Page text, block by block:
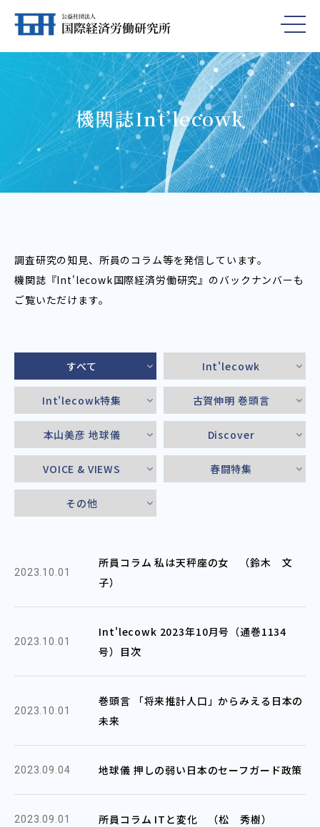
機関誌Int’lecowk
調査研究の知見、所員のコラム等を発信しています。
機関誌『Int'lecowk――国際経済労働研究』のバックナンバーも
ご覧いただけます。
すべて Int'lecowk
Int'lecowk特集 古賀伸明 巻頭言
本山美彦 地球儀 Discover
VOICE & VIEWS 春闘特集
その他
2023.10.01
所員コラム 私は天秤座の女 （鈴木 文
子）
2023.10.01
Int'lecowk 2023年10月号（通巻1134
号）目次
2023.10.01
巻頭言 「将来推計人口」からみえる日本の
未来
2023.09.04 地球儀 押しの弱い日本のセーフガード政策
2023.09.01 所員コラム ITと変化 （松 秀樹）